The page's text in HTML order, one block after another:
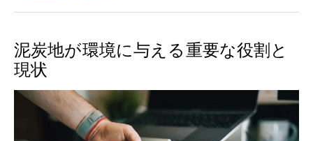
泥炭地が環境に与える重要な役割と
現状